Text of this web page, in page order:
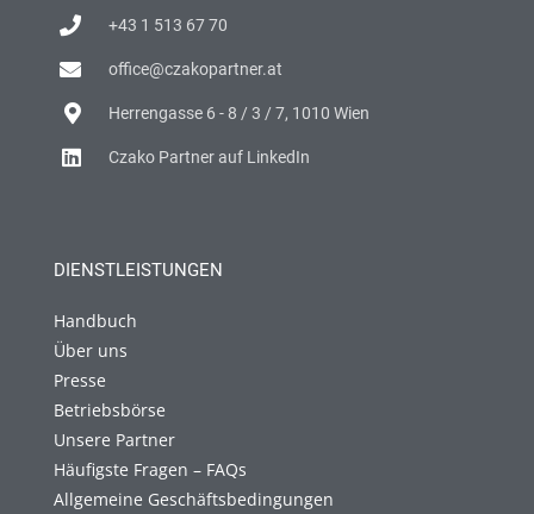
+43 1 513 67 70
office@czakopartner.at
Herrengasse 6 - 8 / 3 / 7, 1010 Wien
Czako Partner auf LinkedIn
DIENSTLEISTUNGEN
Handbuch
Über uns
Presse
Betriebsbörse
Unsere Partner
Häufigste Fragen – FAQs
Allgemeine Geschäftsbedingungen